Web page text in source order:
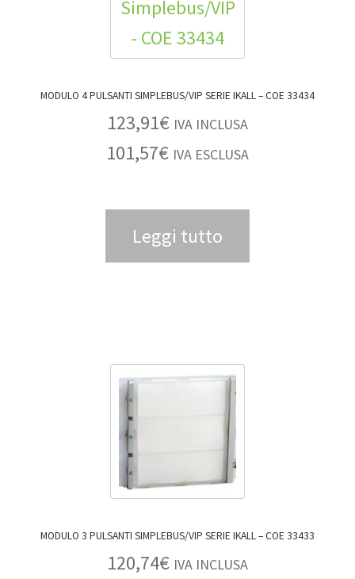
MODULO 4 PULSANTI SIMPLEBUS/VIP SERIE IKALL – COE 33434
123,91€ IVA INCLUSA
101,57€ IVA ESCLUSA
Leggi tutto
MODULO 3 PULSANTI SIMPLEBUS/VIP SERIE IKALL – COE 33433
120,74€ IVA INCLUSA